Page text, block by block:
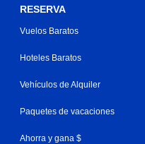
RESERVA
Vuelos Baratos
Hoteles Baratos
Vehículos de Alquiler
Paquetes de vacaciones
Ahorra y gana $